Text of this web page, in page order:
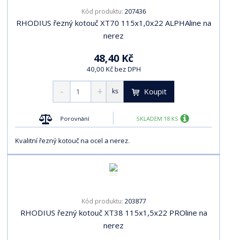
Kód produktu: 207436
RHODIUS řezný kotouč XT70 115x1,0x22 ALPHAline na
nerez
48,40 Kč
40,00 Kč bez DPH
ks Koupit
Porovnání SKLADEM 18 KS
Kvalitní řezný kotouč na ocel a nerez.
Kód produktu: 203877
RHODIUS řezný kotouč XT38 115x1,5x22 PROline na
nerez